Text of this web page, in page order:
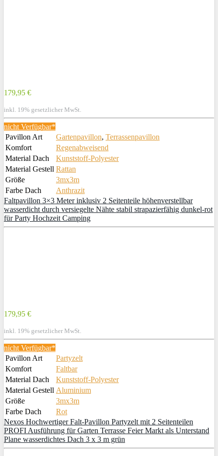
179,95 €
inkl. 19% gesetzlicher MwSt.
nicht Verfügbar*
Pavillon Art
Gartenpavillon, Terrassenpavillon
Komfort
Regenabweisend
Material Dach
Kunststoff-Polyester
Material Gestell Rattan
Größe
3mx3m
Farbe Dach
Anthrazit
Faltpavillon 3×3 Meter inklusiv 2 Seitenteile höhenverstellbar
wasserdicht durch versiegelte Nähte stabil strapazierfähig dunkel-rot
für Party Hochzeit Camping
179,95 €
inkl. 19% gesetzlicher MwSt.
nicht Verfügbar*
Pavillon Art
Partyzelt
Komfort
Faltbar
Material Dach
Kunststoff-Polyester
Material Gestell Aluminium
Größe
3mx3m
Farbe Dach
Rot
Nexos Hochwertiger Falt-Pavillon Partyzelt mit 2 Seitenteilen
PROFI Ausführung für Garten Terrasse Feier Markt als Unterstand
Plane wasserdichtes Dach 3 x 3 m grün